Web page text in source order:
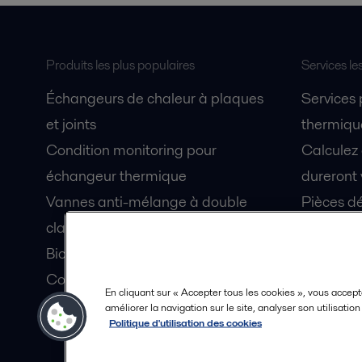
Produits les plus populaires
Échangeurs de chaleur à plaques
et joints
Condition monitoring pour
échangeur thermique
Vannes anti-mélange à double
clapet Unique Mixproof
Bioréacteurs à membranes MBR
Condition monitoring pour pompes
Lubrification par air fluidisé pour
coque de navire OceanGlide
Services
Services
dureront
Pièces
En cliquant sur « Accepter tous les cookies », vous
améliorer la navigation sur le site, analyser son
Politique d'utilisation des cookies